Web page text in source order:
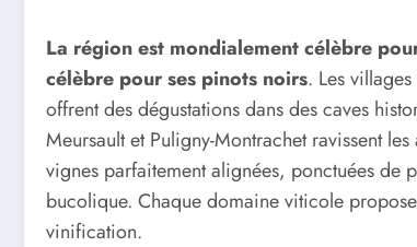
La région est mondialement célèbre
célèbre pour ses pinots noirs. Les
offrent des dégustations dans des caves
Meursault et Puligny-Montrachet ravissent
vignes parfaitement alignées, ponctuées de
bucolique. Chaque domaine viticole
vinification.